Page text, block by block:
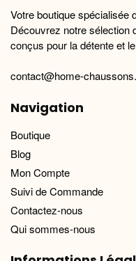
produit
Votre boutique spécialisée
Découvrez notre sélection
conçus pour la détente et
contact@home-
Navigation
Boutique
Blog
Mon Compte
Suivi de Commande
Contactez-nous
Qui sommes-nous